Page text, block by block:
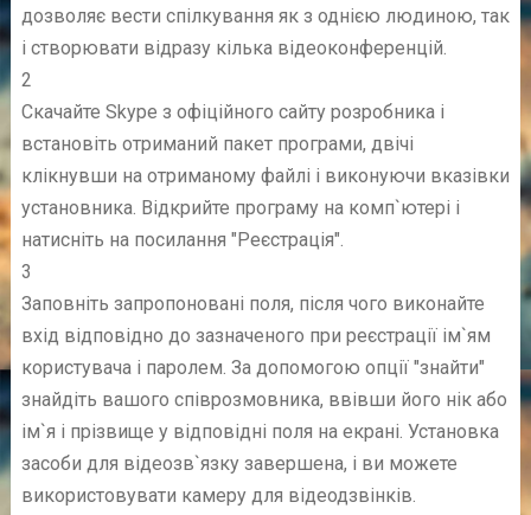
дозволяє вести спілкування як з однією людиною, так
і створювати відразу кілька відеоконференцій.
2
Скачайте Skype з офіційного сайту розробника і
встановіть отриманий пакет програми, двічі
клікнувши на отриманому файлі і виконуючи вказівки
установника. Відкрийте програму на комп`ютері і
натисніть на посилання "Реєстрація".
3
Заповніть запропоновані поля, після чого виконайте
вхід відповідно до зазначеного при реєстрації ім`ям
користувача і паролем. За допомогою опції "знайти"
знайдіть вашого співрозмовника, ввівши його нік або
ім`я і прізвище у відповідні поля на екрані. Установка
засоби для відеозв`язку завершена, і ви можете
використовувати камеру для відеодзвінків.